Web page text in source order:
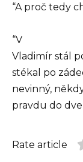
“A proč tedy
“V
Vladimír stál
stékal po
nevinný,
pravdu do
Rate article